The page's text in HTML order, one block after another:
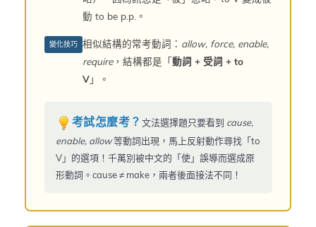
動 to be p.p.。
變化技巧 相似結構的常考動詞： allow, force, enable,
require，結構都是「動詞 + 受詞 + to
V」。
考試怎麼考？ 文法選擇題只要看到 cause,
enable, allow等動詞出現，馬上反射動作尋找「to
V」的選項！千萬別被中文的「使」誤導而選成原
形動詞。cause ≠ make，兩者後面接法不同！